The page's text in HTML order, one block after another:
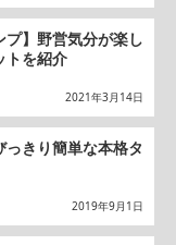
プ】野営気分が楽し
トを紹介
2021年3月14日
きり簡単な本格タ
2019年9月1日